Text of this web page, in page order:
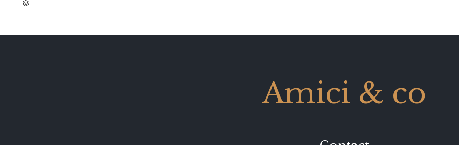

Amici & co